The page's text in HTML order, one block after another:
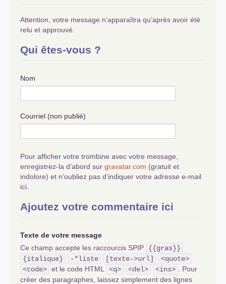
Attention, votre message n’apparaîtra qu’après avoir été
relu et approuvé.
Qui êtes-vous ?
Nom
Courriel (non publié)
Pour afficher votre trombine avec votre message,
enregistrez-la d’abord sur gravatar.com (gratuit et
indolore) et n’oubliez pas d’indiquer votre adresse e-mail
ici.
Ajoutez votre commentaire ici
Texte de votre message
Ce champ accepte les raccourcis SPIP
{{gras}}
{italique}
-*liste [texte->url]
<quote>
<code> et le code HTML <q> <del> <ins>
. Pour
créer des paragraphes, laissez simplement des lignes